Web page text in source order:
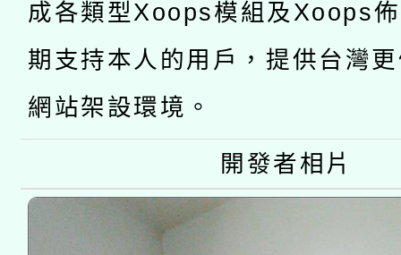
動」
開 智慧啟航」
成各類型Xoops模組及Xoops
期支持本人的用戶，提供台灣
網站架設環境。
開發者相片